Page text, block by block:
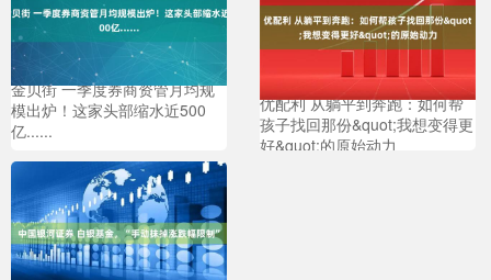
金贝街 一季度券商资管月均规
模出炉！这家头部缩水近500
亿......
优配利 从躺平到奔跑：如何帮
孩子找回那份&quot;我想变得更
好&quot;的原始动力